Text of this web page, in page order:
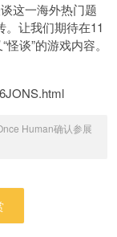
谈这一海外热门题
让我们期待在11
谈”的游戏内容。
Human确认参展